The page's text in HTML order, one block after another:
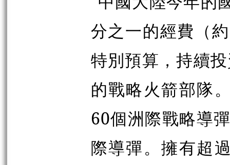
分之一的經費（
特別預算，持續
的戰略火箭部隊
60個洲際戰略導
際導彈。擁有超